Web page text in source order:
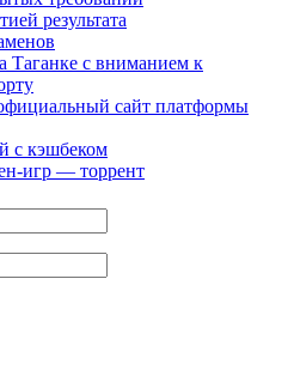
результата
Таганке с вниманием к
сайт платформы
с кэшбеком
игр — торрент